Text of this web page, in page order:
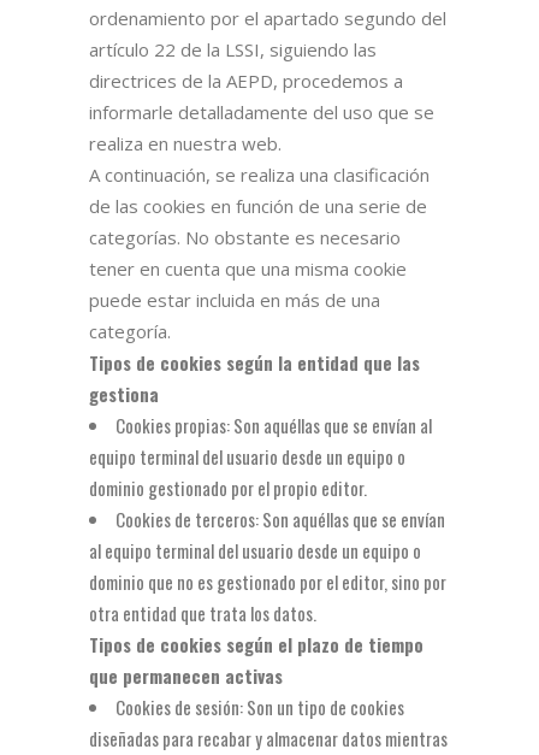
ordenamiento por el apartado segundo del
artículo 22 de la LSSI, siguiendo las
directrices de la AEPD, procedemos a
informarle detalladamente del uso que se
realiza en nuestra web.
A continuación, se realiza una clasificación
de las cookies en función de una serie de
categorías. No obstante es necesario
tener en cuenta que una misma cookie
puede estar incluida en más de una
categoría.
Tipos de cookies según la entidad que las
gestiona
Cookies propias: Son aquéllas que se envían al
equipo terminal del usuario desde un equipo o
dominio gestionado por el propio editor.
Cookies de terceros: Son aquéllas que se envían
al equipo terminal del usuario desde un equipo o
dominio que no es gestionado por el editor, sino por
otra entidad que trata los datos.
Tipos de cookies según el plazo de tiempo
que permanecen activas
Cookies de sesión: Son un tipo de cookies
diseñadas para recabar y almacenar datos mientras